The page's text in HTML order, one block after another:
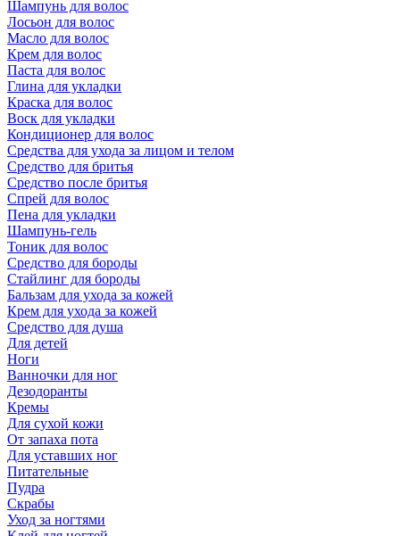
Шампунь для волос
Лосьон для волос
Масло для волос
Крем для волос
Паста для волос
Глина для укладки
Краска для волос
Воск для укладки
Кондиционер для волос
Средства для ухода за лицом и телом
Средство для бритья
Средство после бритья
Спрей для волос
Пена для укладки
Шампунь-гель
Тоник для волос
Средство для бороды
Стайлинг для бороды
Бальзам для ухода за кожей
Крем для ухода за кожей
Средство для душа
Для детей
Ноги
Ванночки для ног
Дезодоранты
Кремы
Для сухой кожи
От запаха пота
Для уставших ног
Питательные
Пудра
Скрабы
Уход за ногтями